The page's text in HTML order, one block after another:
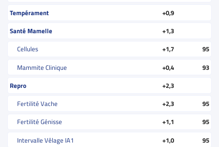
Tempérament
+0,9
Santé Mamelle
+1,3
Cellules
+1,7
95
Mammite Clinique
+0,4
93
Repro
+2,3
Fertilité Vache
+2,3
95
Fertilité Génisse
+1,1
95
Intervalle Vêlage IA1
+1,0 95